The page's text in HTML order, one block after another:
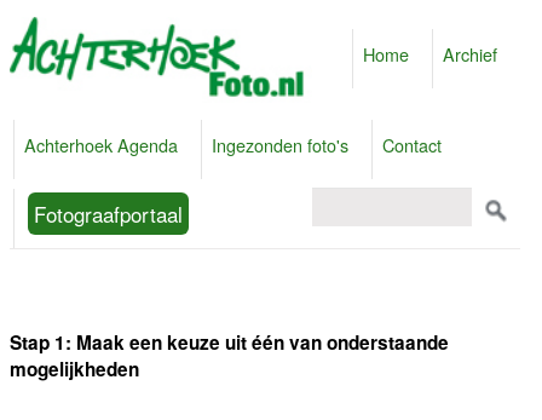
Home Archief
Achterhoek Agenda Ingezonden foto's Contact
Fotograafportaal
Stap 1: Maak een keuze uit één van onderstaande
mogelijkheden